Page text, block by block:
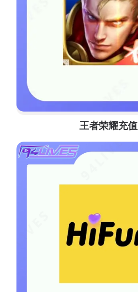
王者荣耀充值